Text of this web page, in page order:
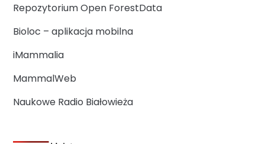
Repozytorium Open ForestData
Bioloc – aplikacja mobilna
iMammalia
MammalWeb
Naukowe Radio Białowieża